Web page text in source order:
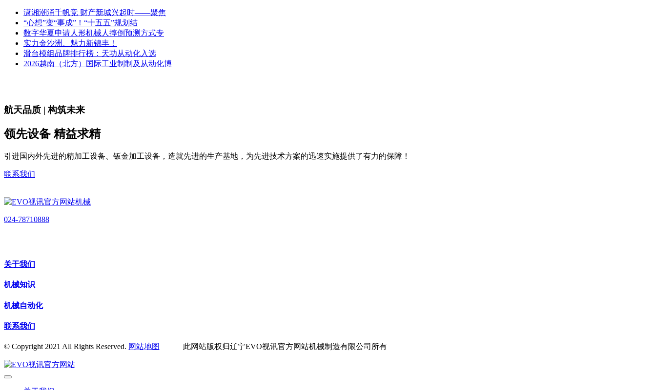
潇湘潮涌千帆竞 财产新城兴起时——聚焦
“心想”变“事成”！“十五五”规划结
数字华夏申请人形机械人摔倒预测方式专
实力金沙洲、魅力新锦丰！
滑台模组品牌排行榜：天功从动化入选
2026越南（北方）国际工业制制及从动化博
航天品质 | 构筑未来
领先设备 精益求精
引进国内外先进的精加工设备、钣金加工设备，造就先进的生产基地，为先进技术方案的迅速实施提供了有力的保障！
联系我们
024-78710888
关于我们
机械知识
机械自动化
联系我们
© Copyright 2021 All Rights Reserved. 网站地图 此网站版权归辽宁EVO视讯官方网站机械制造有限公司所有